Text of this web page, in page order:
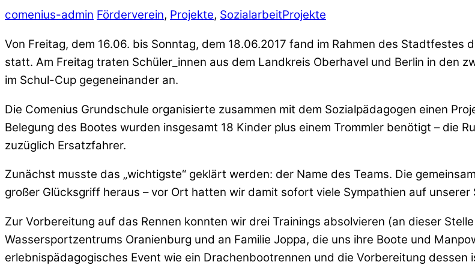
comenius-admin Förderverein, Projekte, SozialarbeitProjekte
Von Freitag, dem 16.06. bis Sonntag, dem 18.06.2017 fand im Rahmen des
statt. Am Freitag traten Schüler_innen aus dem Landkreis Oberhavel und Berlin in den
im Schul-Cup gegeneinander an.
Die Comenius Grundschule organisierte zusammen mit dem Sozialpädagogen einen
Belegung des Bootes wurden insgesamt 18 Kinder plus einem Trommler benötigt – die
zuzüglich Ersatzfahrer.
Zunächst musste das „wichtigste“ geklärt werden: der Name des Teams. Die
großer Glücksgriff heraus – vor Ort hatten wir damit sofort viele Sympathien auf unserer
Zur Vorbereitung auf das Rennen konnten wir drei Trainings absolvieren (an dieser
Wassersportzentrums Oranienburg und an Familie Joppa, die uns ihre Boote und
erlebnispädagogisches Event wie ein Drachenbootrennen und die Vorbereitung